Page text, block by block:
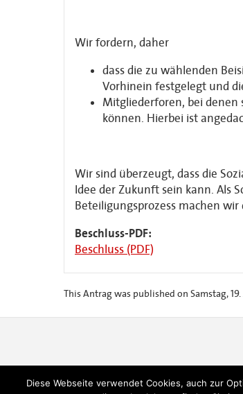
Wir fordern, daher
dass die zu wählenden
Vorhinein festgelegt und
Mitgliederforen, bei denen
können. Hierbei ist
Wir sind überzeugt, dass die
Idee der Zukunft sein kann. Als
Beteiligungsprozess machen
Beschluss-PDF:
Beschluss (PDF)
This Antrag was published on Samstag, 19.
SPD Berlin, Kurt-Schumacher-Haus,
Diese Webseite verwendet Cookies, auch zur